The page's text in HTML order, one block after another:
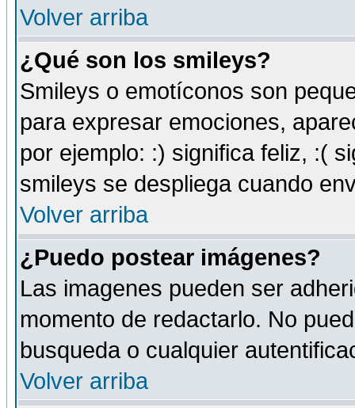
Volver arriba
¿Qué son los smileys?
Smileys o emotíconos son
para expresar emociones,
por ejemplo: :) significa feliz, :(
smileys se despliega cuando
Volver arriba
¿Puedo postear imágenes?
Las imagenes pueden ser
momento de redactarlo. No
busqueda o cualquier
Volver arriba